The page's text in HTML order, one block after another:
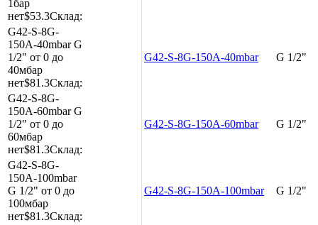
1бар
нет$53.3Склад:
G42-S-8G-
150A-40mbarG
1/2" от 0 до
40мбар
нет$81.3Склад:
G42-S-8G-150A-40mbar G 1/2"
G42-S-8G-
150A-60mbarG
1/2" от 0 до
60мбар
нет$81.3Склад:
G42-S-8G-150A-60mbar G 1/2"
G42-S-8G-
150A-100mbar
G 1/2" от 0 до
100мбар
нет$81.3Склад:
G42-S-8G-150A-100mbar G 1/2"